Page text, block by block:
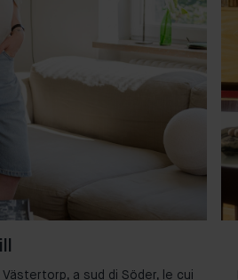
a sud di Söder, le cui